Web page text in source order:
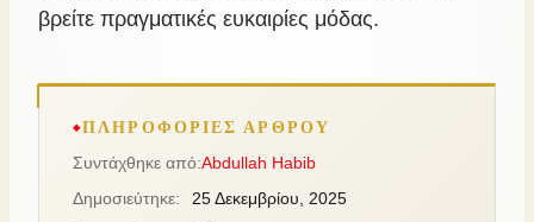
βρείτε πραγματικές ευκαιρίες μόδας.
ΠΛΗΡΟΦΟΡΊΕΣ ΆΡΘΡΟΥ
Συντάχθηκε από:Abdullah Habib
Δημοσιεύτηκε:
25 Δεκεμβρίου, 2025